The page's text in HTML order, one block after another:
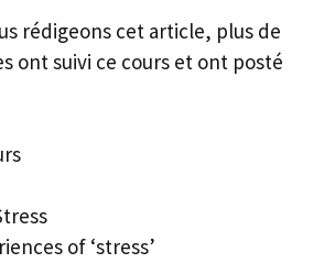
rédigeons cet article, plus de
ont suivi ce cours et ont posté
of ‘stress’